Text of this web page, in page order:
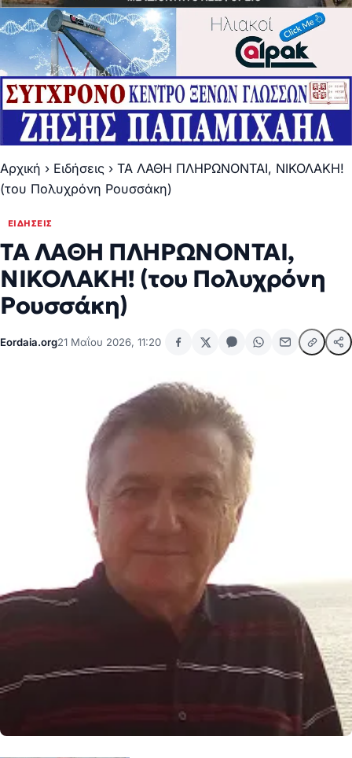
Αρχική › Ειδήσεις › ΤΑ ΛΑΘΗ ΠΛΗΡΩΝΟΝΤΑΙ, ΝΙΚΟΛΑΚΗ!
(του Πολυχρόνη Ρουσσάκη)
ΕΙΔΉΣΕΙΣ
ΤΑ ΛΑΘΗ ΠΛΗΡΩΝΟΝΤΑΙ,
ΝΙΚΟΛΑΚΗ! (του Πολυχρόνη
Ρουσσάκη)
Eordaia.org21 Μαΐου 2026, 11:20